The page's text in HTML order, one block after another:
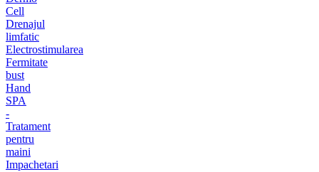
Cell
Drenajul
limfatic
Electrostimularea
Fermitate
bust
Hand
SPA
-
Tratament
pentru
maini
Impachetari